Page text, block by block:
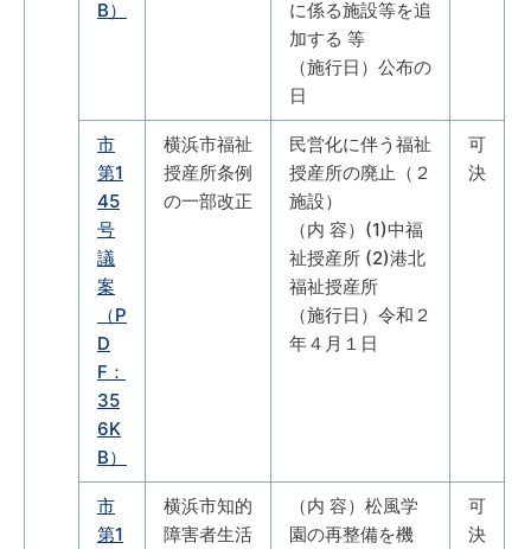
B）
に係る施設等を追
加する 等
（施行日）公布の
日
市
第1
45
号
議
案
（P
D
F：
35
6K
B）
横浜市福祉
授産所条例
の一部改正
民営化に伴う福祉
授産所の廃止（２
施設）
（内 容）(1)中福
祉授産所 (2)港北
福祉授産所
（施行日）令和２
年４月１日
可
決
市
第1
横浜市知的
障害者生活
（内 容）松風学
園の再整備を機
可
決